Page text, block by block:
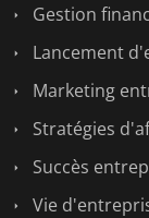
Gestion
Lancement
Marketing
Stratégies
Succès
Vie